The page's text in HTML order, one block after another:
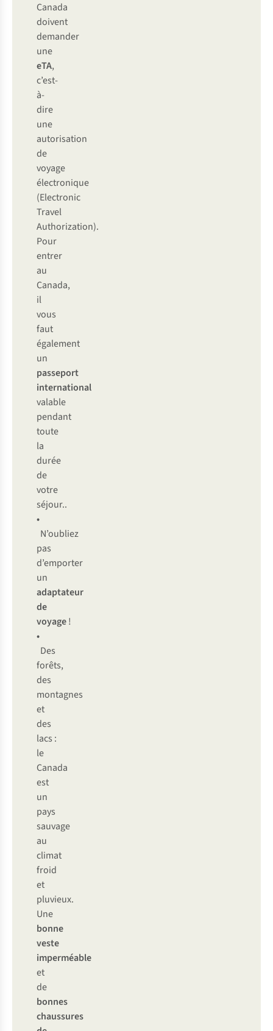
Canada
doivent
demander
une
eTA,
c’est-
à-
dire
une
autorisation
de
voyage
électronique
(Electronic
Travel
Authorization).
Pour
entrer
au
Canada,
il
vous
faut
également
un
passeport
international
valable
pendant
toute
la
durée
de
votre
séjour..
•
N’oubliez
pas
d’emporter
un
adaptateur
de
voyage!
•
Des
forêts,
des
montagnes
et
des
lacs :
le
Canada
est
un
pays
sauvage
au
climat
froid
et
pluvieux.
Une
bonne
veste
imperméable
et
de
bonnes
chaussures